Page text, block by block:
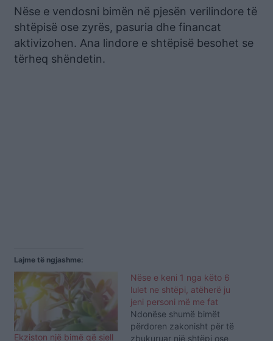
Nëse e vendosni bimën në pjesën verilindore të
shtëpisë ose zyrës, pasuria dhe financat
aktivizohen. Ana lindore e shtëpisë besohet se
tërheq shëndetin.
Lajme të ngjashme:
Ekziston një bimë që sjell
Nëse e keni 1 nga këto 6
lulet ne shtëpi, atëherë ju
jeni personi më me fat
Ndonëse shumë bimët
përdoren zakonisht për të
zbukuruar një shtëpi ose